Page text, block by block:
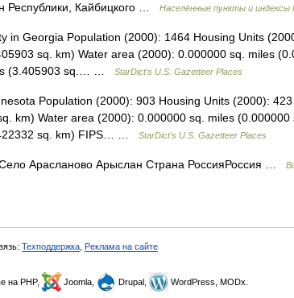
Республики, Кайбицкого … Населённые пункты и индексы
in Georgia Population (2000): 1464 Housing Units
sq. km) Water area (2000): 0.000000 sq. miles
(3.405903 sq.… …
StarDict's U.S. Gazetteer Places
Population (2000): 903 Housing Units (2000):
km) Water area (2000): 0.000000 sq. miles (0.000000
sq. km) FIPS… …
StarDict's U.S. Gazetteer Places
Арасланово Арыслан Страна РоссияРоссия …
Техподдержка Реклама на сайте
на PHP, Joomla, Drupal, WordPress, MODx.